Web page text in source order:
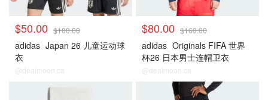
$50.00 $100.00
adidas Japan 26 儿童运动球
衣
@dealmoon.ca
$80.00 $160.00
adidas Originals FIFA 世界
杯26 日本男士连帽卫衣
@dealmoon.ca